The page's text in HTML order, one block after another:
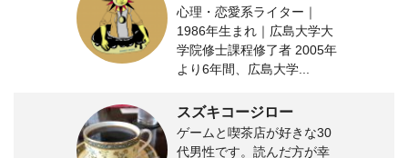
心理・恋愛系ライター｜
1986年生まれ｜広島大学大
学院修士課程修了者 2005年
より6年間、広島大学...
スズキコージロー
ゲームと喫茶店が好きな30
代男性です。読んだ方が幸